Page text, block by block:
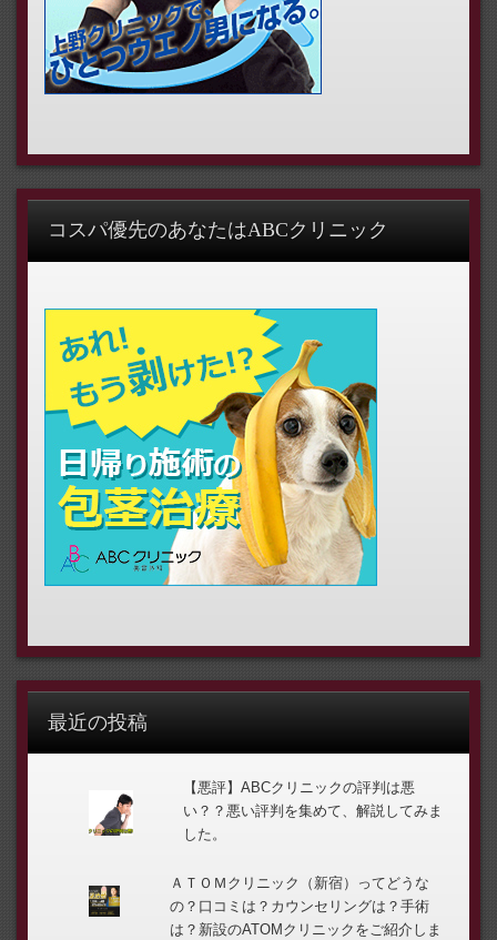
コスパ優先のあなたはABCクリニック
最近の投稿
【悪評】ABCクリニックの評判は悪
い？？悪い評判を集めて、解説してみま
した。
ＡＴＯＭクリニック（新宿）ってどうな
の？口コミは？カウンセリングは？手術
は？新設のATOMクリニックをご紹介しま